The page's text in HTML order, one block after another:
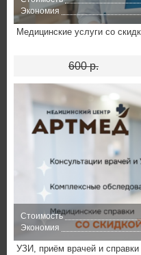
Экономия
Медицинские услуги со
600 р.
Стоимость
Экономия
УЗИ, приём врачей и